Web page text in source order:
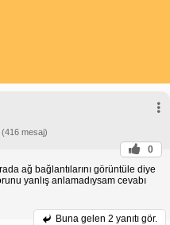
mesaj)
0
ağ bağlantılarını görüntüle diye
yanlış anlamadıysam cevabı
Buna gelen 2 yanıtı gör.